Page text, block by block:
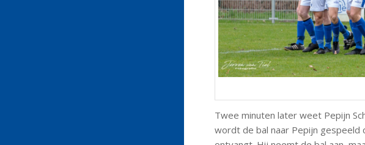
Twee minuten later weet Pepijn
wordt de bal naar Pepijn